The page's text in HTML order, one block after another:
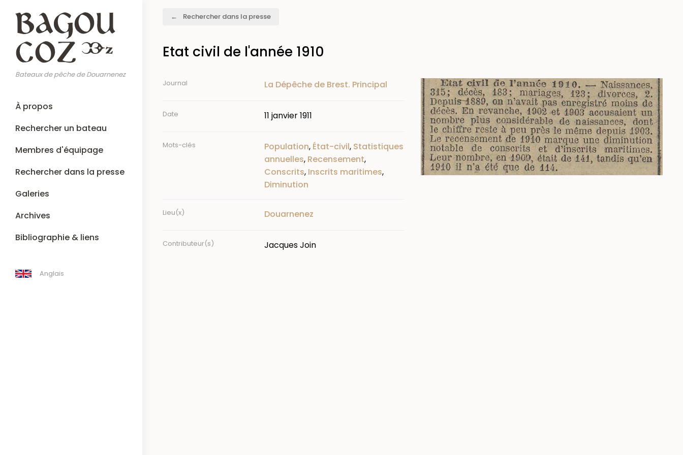
contenu
principal
Bateaux de pêche de Douarnenez
Main
navigation
À propos
Rechercher un bateau
Membres d'équipage
Rechercher dans la presse
Galeries
Archives
Bibliographie & liens
Anglais
Rechercher dans la presse
Etat civil de l'année 1910
Journal La Dépêche de Brest. Principal
Date 11 janvier 1911
Mots-clés Population, État-civil, Statistiques
annuelles, Recensement,
Conscrits, Inscrits maritimes,
Diminution
Lieu(x) Douarnenez
Contributeur(s) Jacques Join
Image